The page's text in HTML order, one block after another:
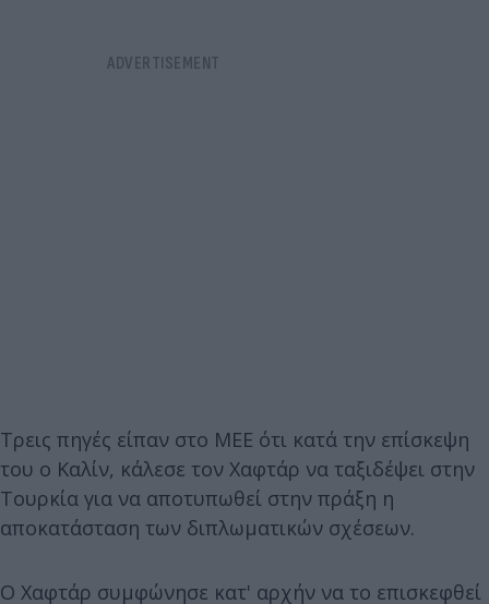
Τρεις πηγές είπαν στο MEE ότι κατά την επίσκεψη
του ο Καλίν, κάλεσε τον Χαφτάρ να ταξιδέψει στην
Τουρκία για να αποτυπωθεί στην πράξη η
αποκατάσταση των διπλωματικών σχέσεων.
Ο Χαφτάρ συμφώνησε κατ' αρχήν να το επισκεφθεί